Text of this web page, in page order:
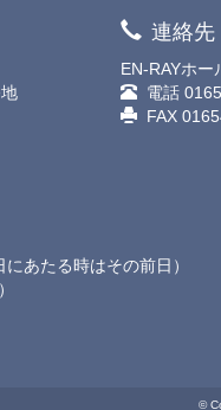
連絡先
EN-RAYホー
電話
FAX
あたる時はその前日）
©